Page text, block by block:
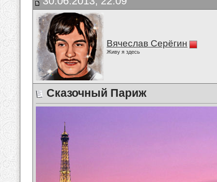
Вячеслав Серёгин
Живу я здесь
Сказочный Париж